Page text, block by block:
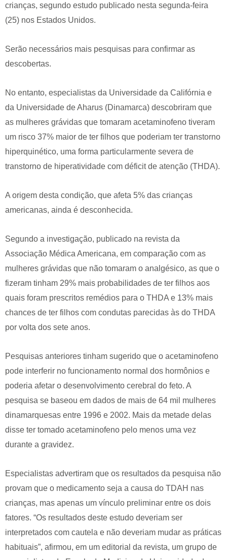
crianças, segundo estudo publicado nesta segunda-feira
(25) nos Estados Unidos.
Serão necessários mais pesquisas para confirmar as
descobertas.
No entanto, especialistas da Universidade da Califórnia e
da Universidade de Aharus (Dinamarca) descobriram que
as mulheres grávidas que tomaram acetaminofeno tiveram
um risco 37% maior de ter filhos que poderiam ter transtorno
hiperquinético, uma forma particularmente severa de
transtorno de hiperatividade com déficit de atenção (THDA).
A origem desta condição, que afeta 5% das crianças
americanas, ainda é desconhecida.
Segundo a investigação, publicado na revista da
Associação Médica Americana, em comparação com as
mulheres grávidas que não tomaram o analgésico, as que o
fizeram tinham 29% mais probabilidades de ter filhos aos
quais foram prescritos remédios para o THDA e 13% mais
chances de ter filhos com condutas parecidas às do THDA
por volta dos sete anos.
Pesquisas anteriores tinham sugerido que o acetaminofeno
pode interferir no funcionamento normal dos hormônios e
poderia afetar o desenvolvimento cerebral do feto. A
pesquisa se baseou em dados de mais de 64 mil mulheres
dinamarquesas entre 1996 e 2002. Mais da metade delas
disse ter tomado acetaminofeno pelo menos uma vez
durante a gravidez.
Especialistas advertiram que os resultados da pesquisa não
provam que o medicamento seja a causa do TDAH nas
crianças, mas apenas um vínculo preliminar entre os dois
fatores. “Os resultados deste estudo deveriam ser
interpretados com cautela e não deveriam mudar as práticas
habituais”, afirmou, em um editorial da revista, um grupo de